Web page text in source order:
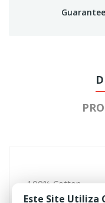
100% Cotton
Ripstop fabric
Este Site Utiliza